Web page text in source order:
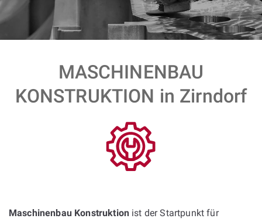
MASCHINENBAU
KONSTRUKTION in Zirndorf
Maschinenbau Konstruktion ist der Startpunkt für